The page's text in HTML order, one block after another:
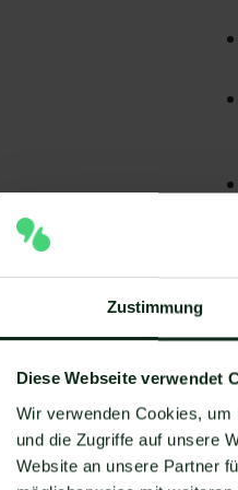
Zustimmung
Diese Webseite verwendet
Wir verwenden Cookies,
und die Zugriffe auf unsere
Website an unsere Partner